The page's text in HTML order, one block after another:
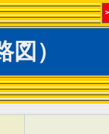
>
）